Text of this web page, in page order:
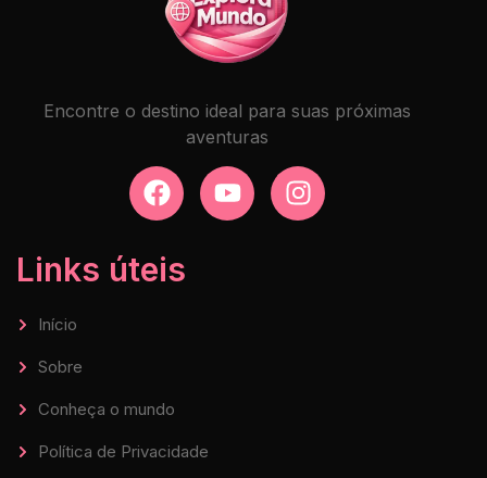
Encontre o destino ideal para suas próximas
aventuras
Links úteis
Início
Sobre
Conheça o mundo
Política de Privacidade